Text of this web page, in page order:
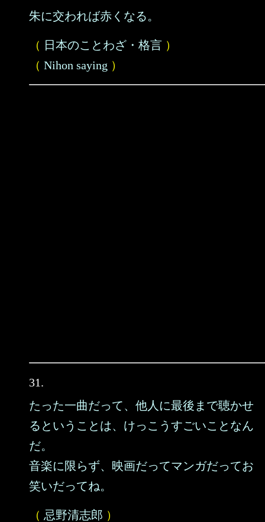
朱に交われば赤くなる。
（ 日本のことわざ・格言 ）
（ Nihon saying ）
31.
たった一曲だって、他人に最後まで聴かせ
るということは、けっこうすごいことなん
だ。
音楽に限らず、映画だってマンガだってお
笑いだってね。
（ 忌野清志郎 ）